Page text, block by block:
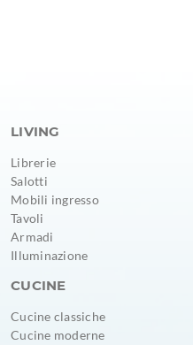
LIVING
Librerie
Salotti
Mobili ingresso
Tavoli
Armadi
Illuminazione
CUCINE
Cucine classiche
Cucine moderne